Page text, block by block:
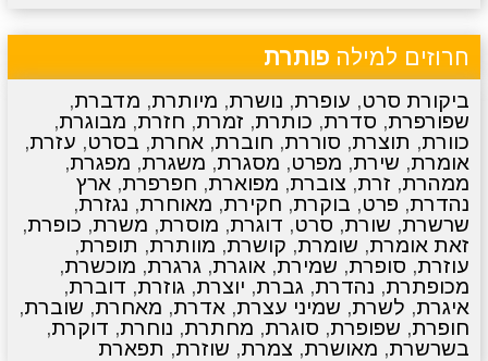
חרוזים למילה פותרת
ביקורת סרט, עופרת, נושרת, מיותרת, מדברת,
שפורפרת, סדרת, כותרת, זמרת, חזרת, מבוגרת,
כוורת, תוצרת, סוררת, חוברת, אחרת, בסרט, עזרת,
אומרת, שירת, מפרט, מסגרת, משגרת, מפגרת,
ממהרת, זרת, צוברת, מפוארת, חפרפרת, ארץ
נהדרת, פרט, בוקרת, חקירת, מאוחרת, נגזרת,
שרשרת, שורת, סרט, דוגרת, מוסרת, משרת, כופרת,
זאת אומרת, שומרת, קושרת, מוותרת, תופרת,
עוזרת, סופרת, שמירת, אוגרת, גרגרת, מוכשרת,
מכופתרת, נהדרת, גברת, יוצרת, גוזרת, דוברת,
איגרת, לשרת, שמיני עצרת, אדרת, מאחרת, שוברת,
חופרת, שפופרת, סוגרת, מחתרת, נוחרת, דוקרת,
בשרשרת, מאושרת, צמרת, שוזרת, תפארת